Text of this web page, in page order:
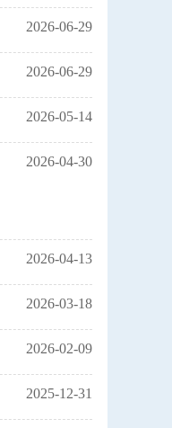
2026-06-29
2026-06-29
2026-05-14
2026-04-30
2026-04-13
2026-03-18
2026-02-09
2025-12-31